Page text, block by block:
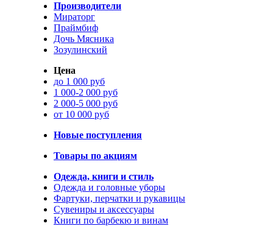
Производители
Мираторг
Праймбиф
Дочь Мясника
Зозулинский
Цена
до 1 000 руб
1 000-2 000 руб
2 000-5 000 руб
от 10 000 руб
Новые поступления
Товары по акциям
Одежда, книги и стиль
Одежда и головные уборы
Фартуки, перчатки и рукавицы
Сувениры и аксессуары
Книги по барбекю и винам